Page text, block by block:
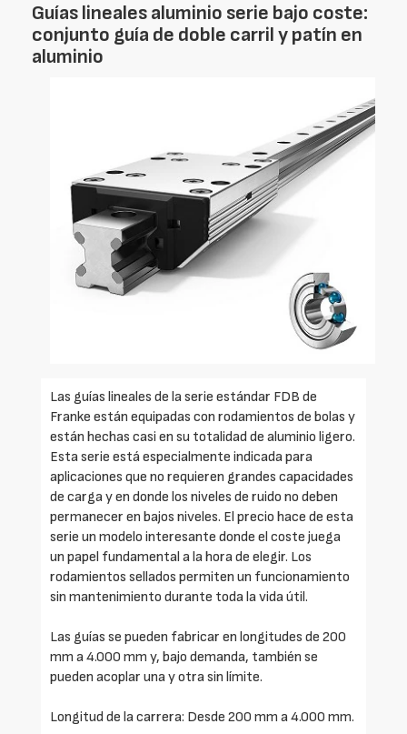
Guías lineales aluminio serie bajo coste:
conjunto guía de doble carril y patín en
aluminio
Las guías lineales de la serie estándar FDB de
Franke están equipadas con rodamientos de bolas y
están hechas casi en su totalidad de aluminio ligero.
Esta serie está especialmente indicada para
aplicaciones que no requieren grandes capacidades
de carga y en donde los niveles de ruido no deben
permanecer en bajos niveles. El precio hace de esta
serie un modelo interesante donde el coste juega
un papel fundamental a la hora de elegir. Los
rodamientos sellados permiten un funcionamiento
sin mantenimiento durante toda la vida útil.
Las guías se pueden fabricar en longitudes de 200
mm a 4.000 mm y, bajo demanda, también se
pueden acoplar una y otra sin límite.
Longitud de la carrera: Desde 200 mm a 4.000 mm.